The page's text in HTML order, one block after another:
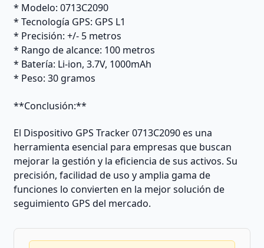
* Modelo: 0713C2090
* Tecnología GPS: GPS L1
* Precisión: +/- 5 metros
* Rango de alcance: 100 metros
* Batería: Li-ion, 3.7V, 1000mAh
* Peso: 30 gramos
**Conclusión:**
El Dispositivo GPS Tracker 0713C2090 es una
herramienta esencial para empresas que buscan
mejorar la gestión y la eficiencia de sus activos. Su
precisión, facilidad de uso y amplia gama de
funciones lo convierten en la mejor solución de
seguimiento GPS del mercado.